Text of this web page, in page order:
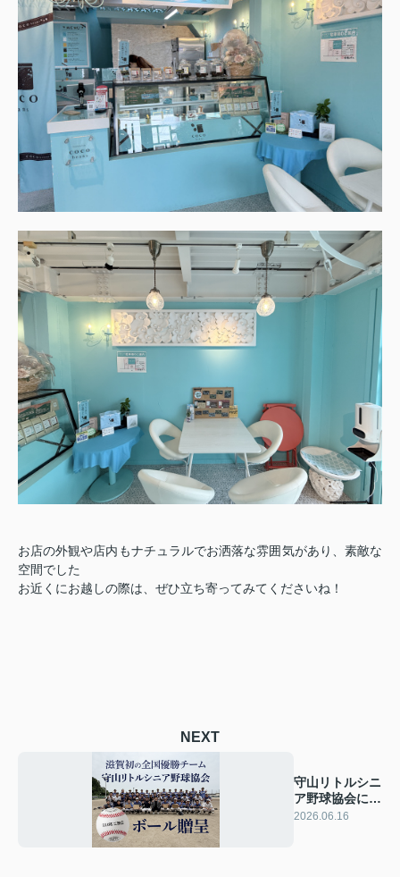
お店の外観や店内もナチュラルでお洒落な雰囲気があり、素敵な
空間でした
お近くにお越しの際は、ぜひ立ち寄ってみてくださいね！
NEXT
守山リトルシニ
ア野球協会に試
合球を贈呈しま
2026.06.16